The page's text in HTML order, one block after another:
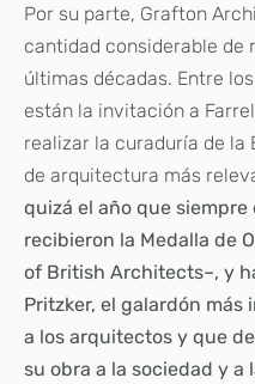
Por su parte, Grafton
cantidad considerable de
últimas décadas. Entre
están la invitación a
realizar la curaduría de la
de arquitectura más
quizá el año que
recibieron la Medalla de
of British Architects–, y
Pritzker, el galardón más
a los arquitectos y que
su obra a la sociedad y a